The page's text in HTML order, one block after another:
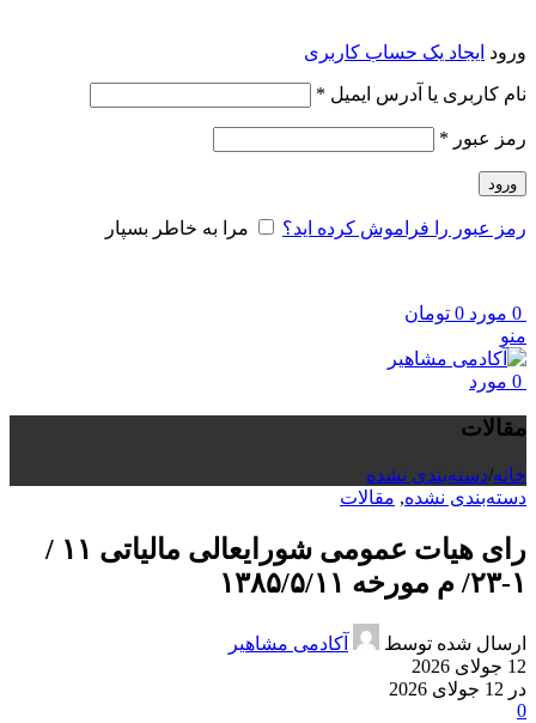
ورود ایجاد یک حساب کاربری
نام کاربری یا آدرس ایمیل *
رمز عبور *
ورود
رمز عبور را فراموش کرده اید؟ مرا به خاطر بسپار
0 مورد 0 تومان
منو
0 مورد
مقالات
خانه/دسته‌بندی نشده
دسته‌بندی نشده, مقالات
رای هیات عمومی شورایعالی مالیاتی ۱۱ /
۱-۲۳/ م مورخه ۱۳۸۵/۵/۱۱
ارسال شده توسط
آکادمی مشاهیر
12 جولای 2026
در 12 جولای 2026
0